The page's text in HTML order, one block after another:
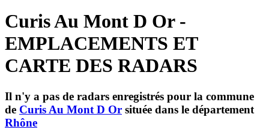
Curis Au Mont D Or -
EMPLACEMENTS ET
CARTE DES RADARS
Il n'y a pas de radars enregistrés pour la commune
de Curis Au Mont D Or située dans le département
Rhône